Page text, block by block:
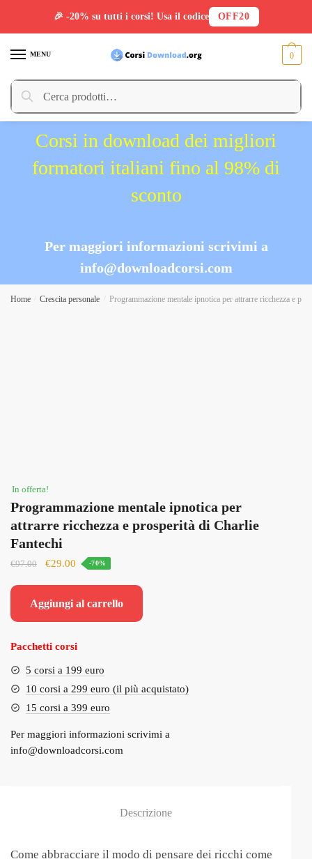
MENU
Cerca:
Cerca
0
Corsi in download dei migliori
formatori italiani fino al 98% di
sconto
Per maggiori informazioni scrivimi a
info@downloadcorsi.com
Home Crescita personale Programmazione mentale ipnotica per attrarre ricchezza e
In offerta!
Programmazione mentale ipnotica per
attrarre ricchezza e prosperità di Charlie
Fantechi
€97.00
Il
era:
€29.00 Il
è:
-70%
Aggiungi al carrello
Pacchetti corsi
5 corsi a 199 euro
10 corsi a 299 euro (il più acquistato)
15 corsi a 399 euro
Per maggiori informazioni scrivimi a
info@downloadcorsi.com
Descrizione
Come abbracciare il modo di pensare dei ricchi come
🎉 -20% su tutti i corsi! Usa il codice OFF20